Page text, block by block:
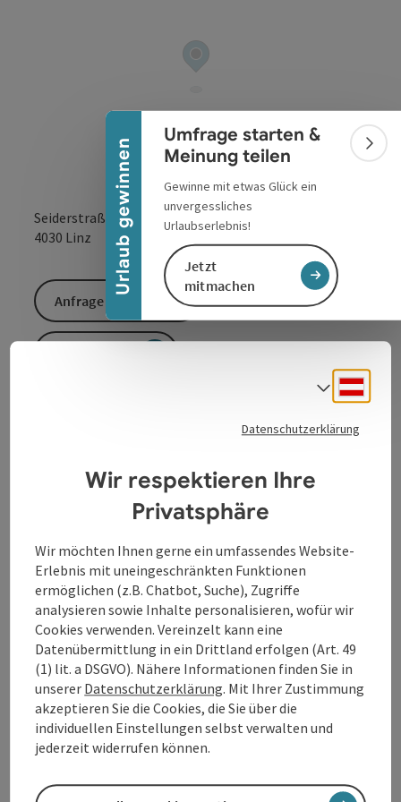
Urlaub gewinnen
Banner einklappen
Umfrage starten &
Meinung teilen
Gewinne mit etwas Glück ein
unvergessliches
Urlaubserlebnis!
Jetzt
mitmachen
Seiderstraße 57
4030 Linz
Karaoke für Geburtstage, Poltern, Firmenfeiern und
Kontakt
Anreise/Lage
Barrierefreiheit
Anfrage senden
Datenschutzerklärung
Wir respektieren Ihre
Privatsphäre
Wir möchten Ihnen gerne ein umfassendes Website-
Erlebnis mit uneingeschränkten Funktionen
ermöglichen (z.B. Chatbot, Suche), Zugriffe
analysieren sowie Inhalte personalisieren, wofür wir
Cookies verwenden. Vereinzelt kann eine
Datenübermittlung in ein Drittland erfolgen (Art. 49
(1) lit. a DSGVO). Nähere Informationen finden Sie in
unserer Datenschutzerklärung. Mit Ihrer Zustimmung
akzeptieren Sie die Cookies, die Sie über die
individuellen Einstellungen selbst verwalten und
jederzeit widerrufen können.